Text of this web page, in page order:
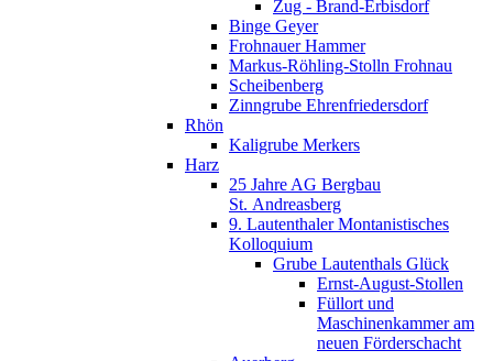
Zug - Brand-Erbisdorf
Binge Geyer
Frohnauer Hammer
Markus-Röhling-Stolln Frohnau
Scheibenberg
Zinngrube Ehrenfriedersdorf
Rhön
Kaligrube Merkers
Harz
25 Jahre AG Bergbau
St. Andreasberg
9. Lautenthaler Montanistisches
Kolloquium
Grube Lautenthals Glück
Ernst-August-Stollen
Füllort und
Maschinenkammer am
neuen Förderschacht